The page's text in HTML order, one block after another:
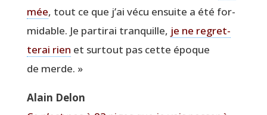
mée, tout ce que j’ai vécu ensuite a été for­
mi­dable. Je par­ti­rai tran­quille, je ne regret­
te­rai rien et sur­tout pas cette époque
de merde. »
Alain Delon